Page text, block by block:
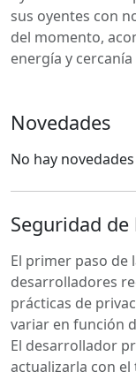
sus oyentes con
del momento,
energía y cercanía
Novedades
No hay
Seguridad de
El primer paso de
desarrolladores
prácticas de
variar en función
El desarrollador
actualizarla con el